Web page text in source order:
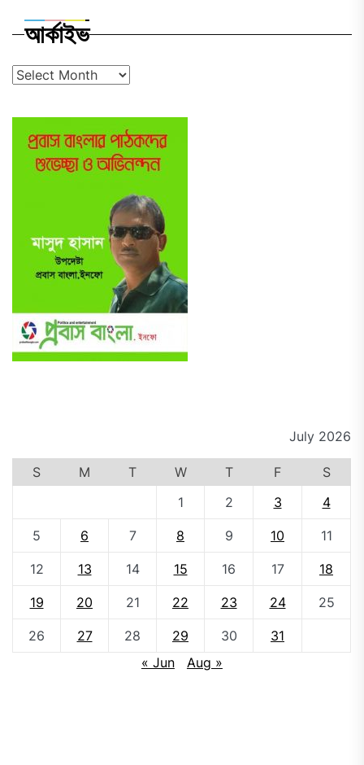
আর্কাইভ
আর্কাইভ
July 2026
S M T W T F
S
1
2 3 4
5 6 7 8 9 10 11
12 13 14 15 16 17 18
19 20 21 22 23 24 25
26 27 28 29 30
31
« Jun
Aug »